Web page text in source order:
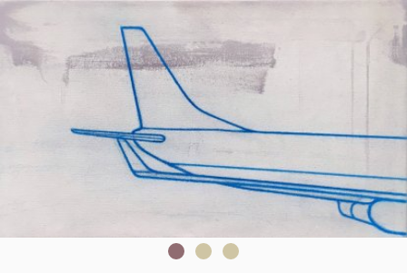
Skip to main content